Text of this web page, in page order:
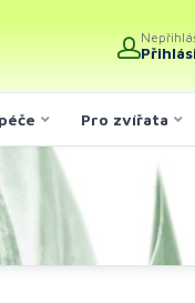
Pro zvířata